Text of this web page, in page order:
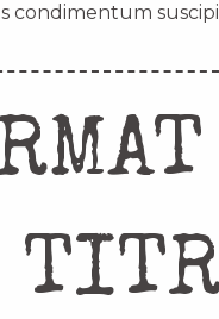
condimentum